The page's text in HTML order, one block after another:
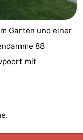
Garten und einer
88
mit